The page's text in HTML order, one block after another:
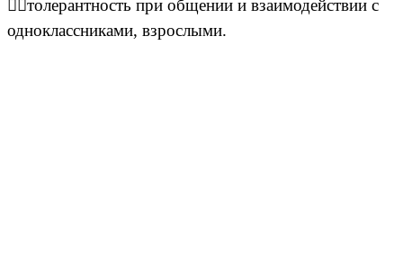
толерантность при общении и взаимодействии с
одноклассниками, взрослыми.